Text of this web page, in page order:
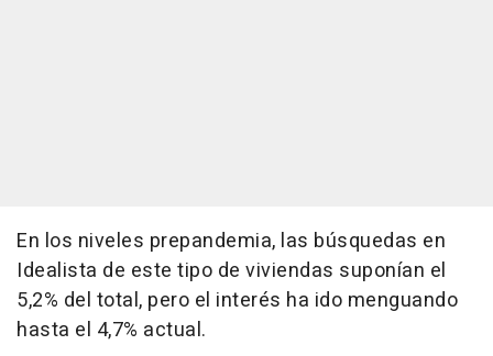
En los niveles prepandemia, las búsquedas en
Idealista de este tipo de viviendas suponían el
5,2% del total, pero el interés ha ido menguando
hasta el 4,7% actual.